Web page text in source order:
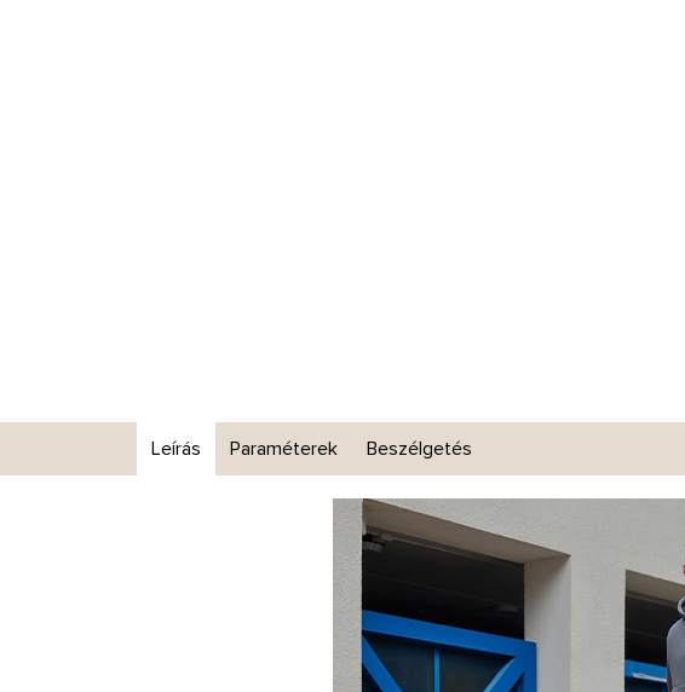
Leírás Paraméterek Beszélgetés